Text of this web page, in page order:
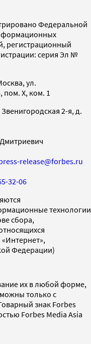
Федеральной
регистрационный
серия Эл №
ул.
пом. X, ком. 1
2-я, д.
release@forbes.ru
32-06
технологии
сбора,
Федерации)
их в любой форме,
только с
знак Forbes
Forbes Media Asia